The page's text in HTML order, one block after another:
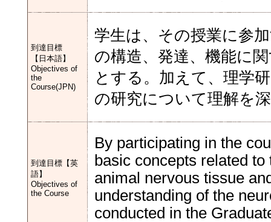
到達目標
【日本語】
Objectives of
the
Course(JPN)
学生は、その授業に参
の構造、発達、機能に
とする。加えて、理学
の研究について理解を
到達目標【英
語】
Objectives of
the Course
By participating in the
basic concepts related
animal nervous tissue
understanding of the
conducted in the